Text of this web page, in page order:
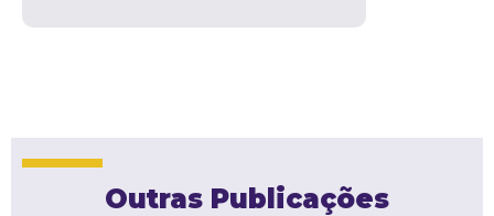
Outras Publicações